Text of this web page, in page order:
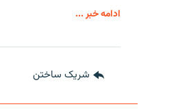
ادامه خبر ...
شریک ساختن